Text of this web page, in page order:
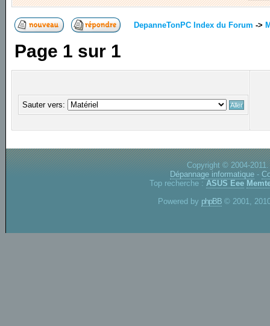
DepanneTonPC Index du Forum ->
Page 1 sur 1
Sauter vers:
Copyright © 2004-
Dépannage informatique -
Top recherche : ASUS Eee
Powered by phpBB © 2001,